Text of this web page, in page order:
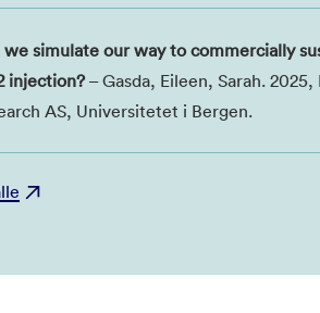
we simulate our way to commercially
injection?– Gasda, Eileen, Sarah.
AS, Universitetet i Bergen.